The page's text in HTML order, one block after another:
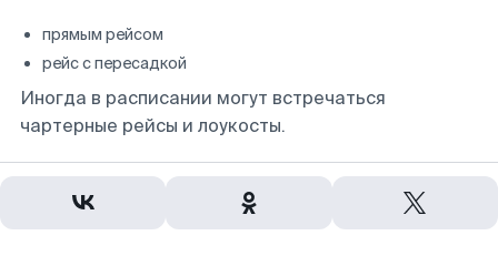
прямым рейсом
рейс с пересадкой
Иногда в расписании могут встречаться
чартерные рейсы и лоукосты.